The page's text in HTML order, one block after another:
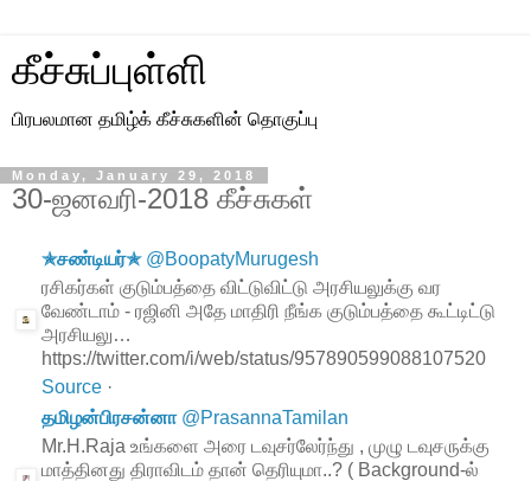
கீச்சுப்புள்ளி
பிரபலமான தமிழ்க் கீச்சுகளின் தொகுப்பு
Monday, January 29, 2018
30-ஜனவரி-2018 கீச்சுகள்
✯சண்டியர்✯ @BoopatyMurugesh
ரசிகர்கள் குடும்பத்தை விட்டுவிட்டு அரசியலுக்கு வர
வேண்டாம் - ரஜினி அதே மாதிரி நீங்க குடும்பத்தை கூட்டிட்டு
அரசியலு…
https://twitter.com/i/web/status/957890599088107520
Source ·
தமிழன்பிரசன்னா @PrasannaTamilan
Mr.H.Raja உங்களை அரை டவுசர்லேர்ந்து , முழு டவுசருக்கு
மாத்தினது திராவிடம் தான் தெரியுமா..? ( Background-ல்